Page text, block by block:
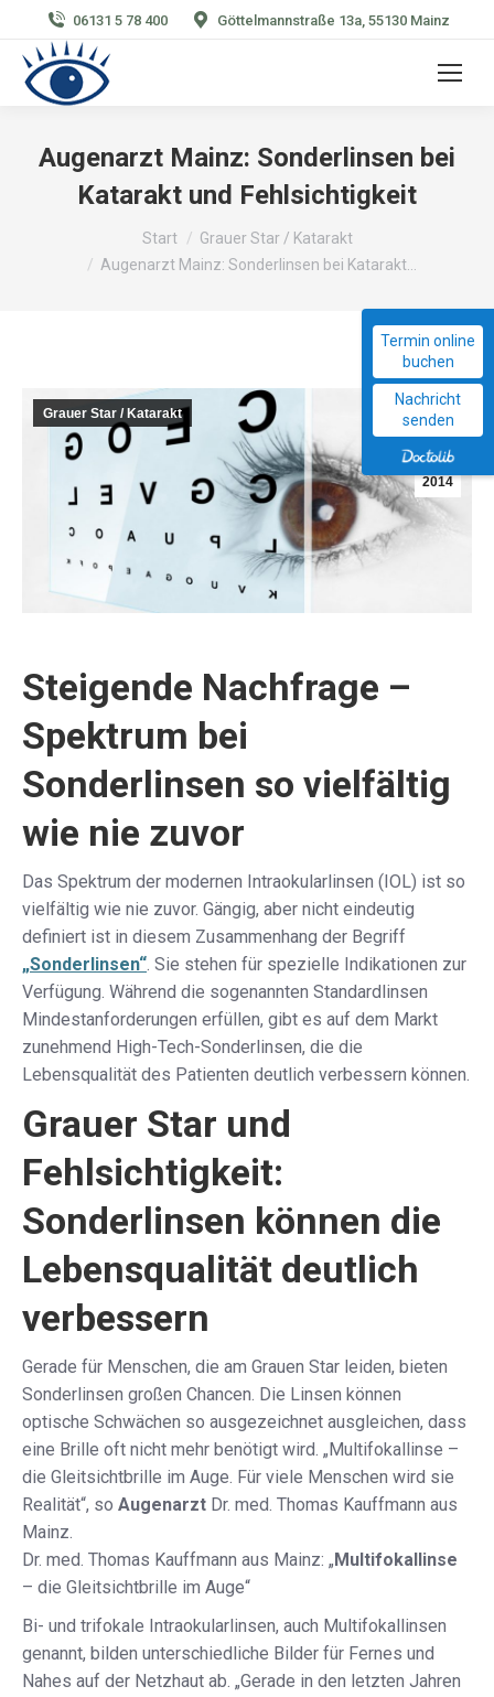
Termin online
buchen
Nachricht
senden
06131 5 78 400 Göttelmannstraße 13a, 55130 Mainz
Augenarzt Mainz: Sonderlinsen bei
Katarakt und Fehlsichtigkeit
Sie befinden sich hier:
Start
Grauer Star / Katarakt
Augenarzt Mainz: Sonderlinsen bei Katarakt…
Mai
23
2014
Grauer Star / Katarakt
Steigende Nachfrage –
Spektrum bei
Sonderlinsen so vielfältig
wie nie zuvor
Das Spektrum der modernen Intraokularlinsen (IOL) ist so
vielfältig wie nie zuvor. Gängig, aber nicht eindeutig
definiert ist in diesem Zusammenhang der Begriff
„Sonderlinsen“. Sie stehen für spezielle Indikationen zur
Verfügung. Während die sogenannten Standardlinsen
Mindestanforderungen erfüllen, gibt es auf dem Markt
zunehmend High-Tech-Sonderlinsen, die die
Lebensqualität des Patienten deutlich verbessern können.
Grauer Star und
Fehlsichtigkeit:
Sonderlinsen können die
Lebensqualität deutlich
verbessern
Gerade für Menschen, die am Grauen Star leiden, bieten
Sonderlinsen großen Chancen. Die Linsen können
optische Schwächen so ausgezeichnet ausgleichen, dass
eine Brille oft nicht mehr benötigt wird. „Multifokallinse –
die Gleitsichtbrille im Auge. Für viele Menschen wird sie
Realität“, so Augenarzt Dr. med. Thomas Kauffmann aus
Mainz.
Dr. med. Thomas Kauffmann aus Mainz: „Multifokallinse
– die Gleitsichtbrille im Auge“
Bi- und trifokale Intraokularlinsen, auch Multifokallinsen
genannt, bilden unterschiedliche Bilder für Fernes und
Nahes auf der Netzhaut ab. „Gerade in den letzten Jahren